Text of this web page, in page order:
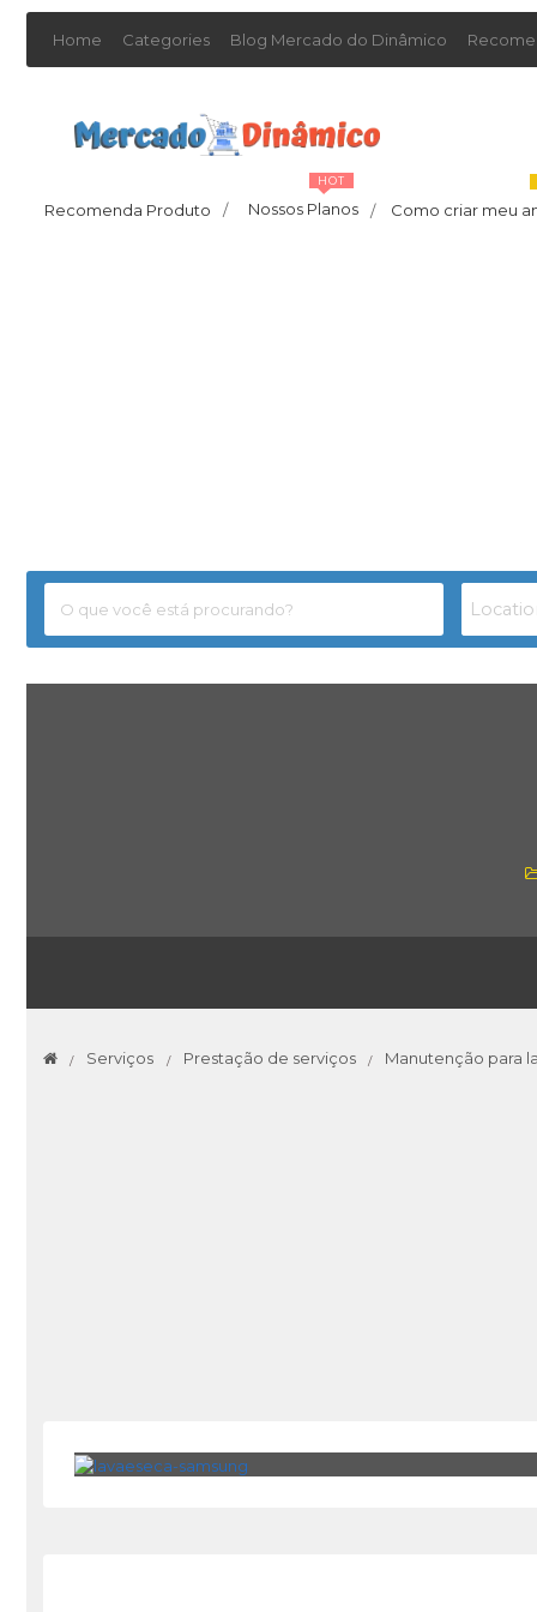
Home Categories Blog Mercado do Dinâmico
Recomenda Produto / Nossos Planos /
HOT
Como criar meu
Serviços Prestação de serviços Manutenção para